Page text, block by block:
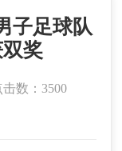
子足球队
奖
击数：3500